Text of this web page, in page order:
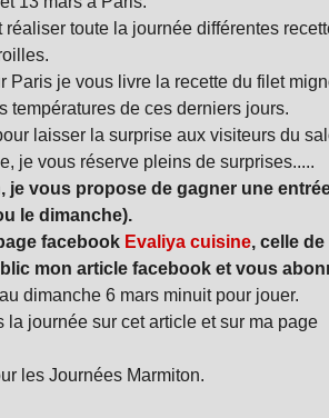
réaliser toute la journée différentes
Paris je vous livre la recette du filet
températures de ces derniers jours.
laisser la surprise aux visiteurs du
je vous réserve pleins de surprises.....
vous propose de gagner une
le dimanche).
facebook Evaliya cuisine, celle de
mon article facebook et vous
dimanche 6 mars minuit pour jouer.
journée sur cet article et sur ma page
les Journées Marmiton.